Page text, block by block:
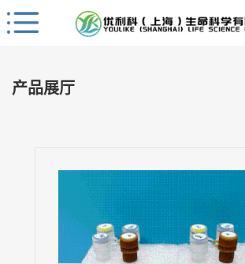
Close
首
产品展厅